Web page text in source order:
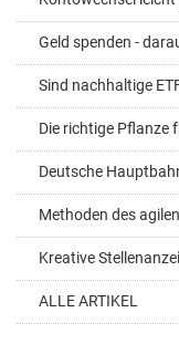
Geld spenden -
Sind nachhaltige
Die richtige Pflanze
Deutsche
Methoden des
Kreative
ALLE ARTIKEL